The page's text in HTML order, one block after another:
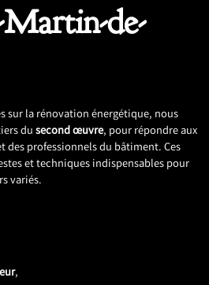
de-
sur la rénovation énergétique, nous
dusecond œuvre, pour répondre aux
des professionnels du bâtiment. Ces
et techniques indispensables pour
variés.
,